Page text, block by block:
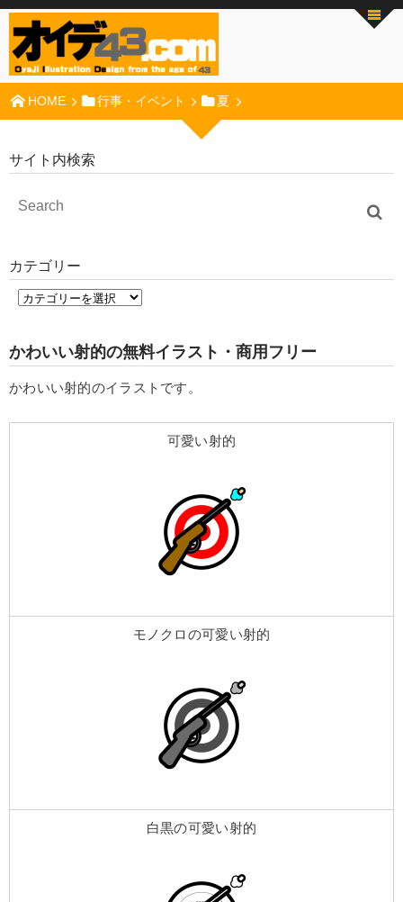
HOME 行事・イベント 夏
サイト内検索
カテゴリー
かわいい射的の無料イラスト・商用フリー
かわいい射的のイラストです。
可愛い射的
モノクロの可愛い射的
白黒の可愛い射的